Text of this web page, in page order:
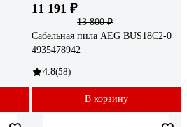
11 191 ₽
13 800 ₽
Сабельная пила AEG BUS18C2-0
4935478942
4.8(58)
В корзину